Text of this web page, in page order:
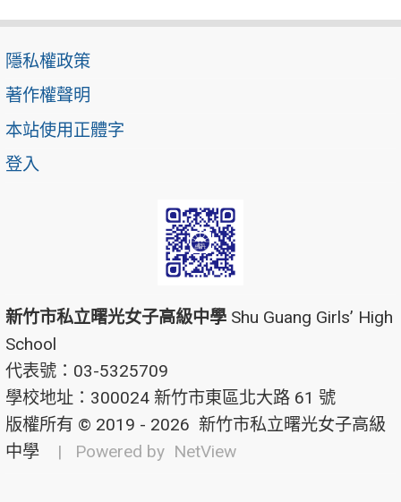
隱私權政策
著作權聲明
本站使用正體字
登入
新竹市私立曙光女子高級中學 Shu Guang Girls’ High
School
代表號：03-5325709
學校地址：300024 新竹市東區北大路 61 號
版權所有 © 2019 - 2026 新竹市私立曙光女子高級
中學
| Powered by NetView